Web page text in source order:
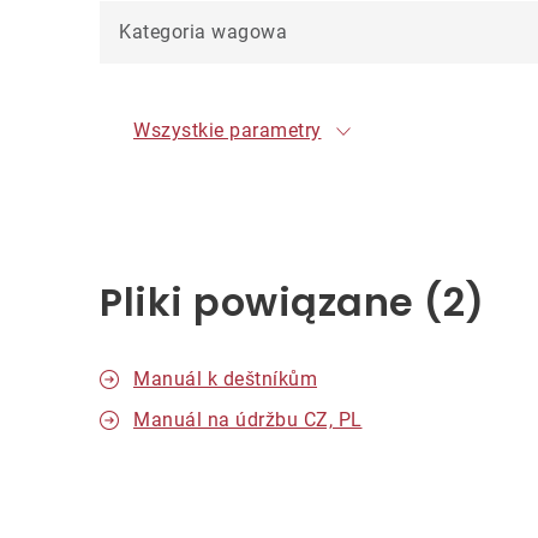
Kategoria wagowa
Wszystkie parametry
Pliki powiązane (2)
Manuál k deštníkům
Manuál na údržbu CZ, PL